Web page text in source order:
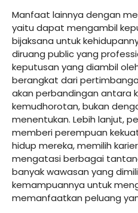
Manfaat lainnya dengan
yaitu dapat mengambil
bijaksana untuk
diruang public yang
keputusan yang diambil
berangkat dari
akan perbandingan antara
kemudhorotan, bukan
menentukan. Lebih lanjut,
memberi perempuan
hidup mereka, memilih
mengatasi berbagai
banyak wawasan yang
kemampuannya untuk
memanfaatkan peluang